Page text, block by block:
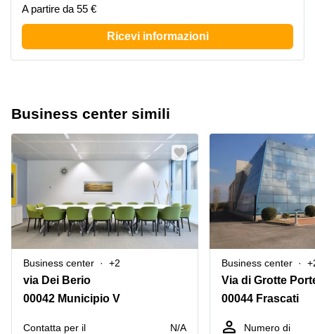
A partire da 55 €
Ricevi informazioni
Business center simili
Business center +2
via Dei Berio
00042 Municipio V
Сontatta per il
N/A
Business center
Via di Grotte
00044 Frascati
Numero di